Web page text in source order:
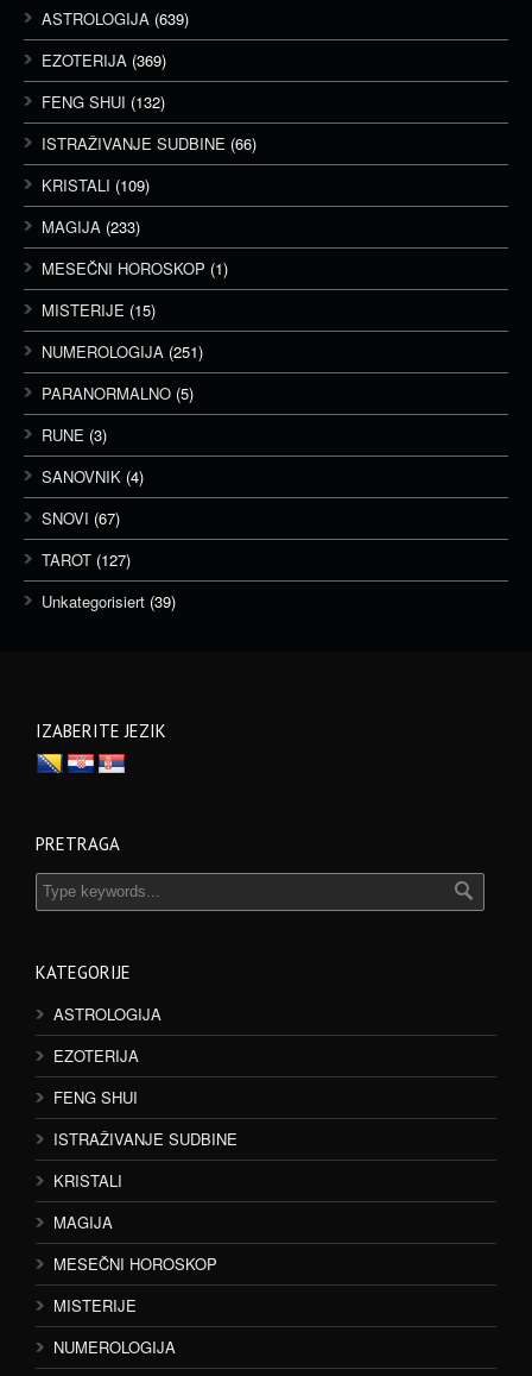
ASTROLOGIJA (639)
EZOTERIJA (369)
FENG SHUI (132)
ISTRAŽIVANJE SUDBINE (66)
KRISTALI (109)
MAGIJA (233)
MESEČNI HOROSKOP (1)
MISTERIJE (15)
NUMEROLOGIJA (251)
PARANORMALNO (5)
RUNE (3)
SANOVNIK (4)
SNOVI (67)
TAROT (127)
Unkategorisiert (39)
IZABERITE JEZIK
PRETRAGA
KATEGORIJE
ASTROLOGIJA
EZOTERIJA
FENG SHUI
ISTRAŽIVANJE SUDBINE
KRISTALI
MAGIJA
MESEČNI HOROSKOP
MISTERIJE
NUMEROLOGIJA